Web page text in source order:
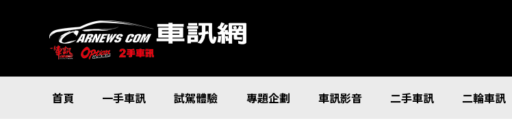
首頁 一手車訊 試駕體驗 專題企劃 車訊影音 二手車訊 二輪車訊